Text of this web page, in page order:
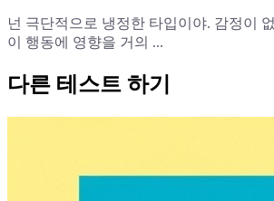
넌 극단적으로 냉정한 타입이야. 감정이
이 행동에 영향을 거의 ...
다른 테스트 하기